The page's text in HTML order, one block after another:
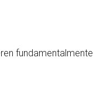
fundamentalmente